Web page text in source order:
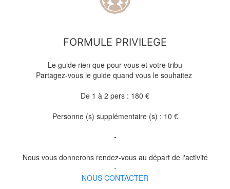
FORMULE PRIVILEGE
Le guide rien que pour vous et votre tribu
Partagez-vous le guide quand vous le souhaitez
De 1 à 2 pers : 180 €
Personne (s) supplémentaire (s) : 10 €
-
Nous vous donnerons rendez-vous au départ de l'activité
-
NOUS CONTACTER